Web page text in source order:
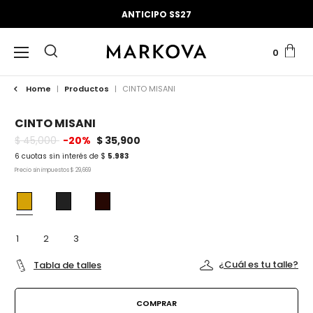
ANTICIPO SS27
0
Home | Productos | CINTO MISANI
CINTO MISANI
$ 45,000 -20% $ 35,900
6 cuotas sin interés de $ 5.983
Precio sin impuestos$ 29,669
1 2
3
Tabla de talles
¿Cuál es tu talle?